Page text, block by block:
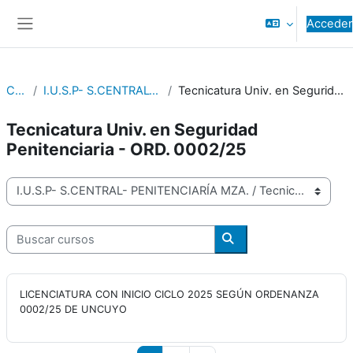
Acceder
Cursos I.U.S.P- S.CENTRAL- PENITENCIARÍA MZA. Tecnicatura Univ. en Seguridad Penitenciaria - ORD. 0002/25
Tecnicatura Univ. en Seguridad
Penitenciaria - ORD. 0002/25
Categorías
Buscar cursos
Buscar cursos
LICENCIATURA CON INICIO CICLO 2025 SEGÚN ORDENANZA
0002/25 DE UNCUYO